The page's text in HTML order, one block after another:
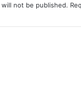
not be published.